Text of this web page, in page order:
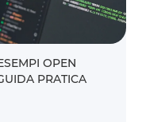
OPEN
PRATICA